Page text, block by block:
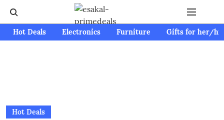
Hot Deals Electronics Furniture Gifts for her/
Hot Deals